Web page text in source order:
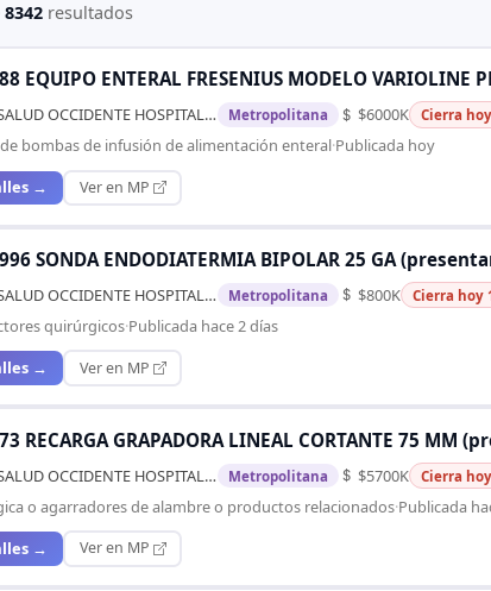
8342 resultados
EQUIPO ENTERAL FRESENIUS MODELO
HOSPITAL SAN JUAN DE DIOS Metropolitana $6000K Cierra
bombas de infusión de alimentación enteral·Publicada hoy
→
Ver en MP
SONDA ENDODIATERMIA BIPOLAR 25 GA
HOSPITAL SAN JUAN DE DIOS Metropolitana $800K Cierra hoy
quirúrgicos·Publicada hace 2 días
→
Ver en MP
RECARGA GRAPADORA LINEAL CORTANTE 75
HOSPITAL SAN JUAN DE DIOS Metropolitana $5700K Cierra
o agarradores de alambre o productos relacionados·Publicada
→
Ver en MP